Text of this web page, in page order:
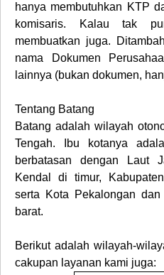
hanya membutuhkan KTP
komisaris. Kalau tak
membuatkan juga.
nama Dokumen
lainnya (bukan dokumen,
Tentang Batang
Batang adalah wilayah
Tengah. Ibu kotanya
berbatasan dengan Laut
Kendal di timur,
serta Kota Pekalongan
barat.
Berikut adalah wilayah-
cakupan layanan kami juga: